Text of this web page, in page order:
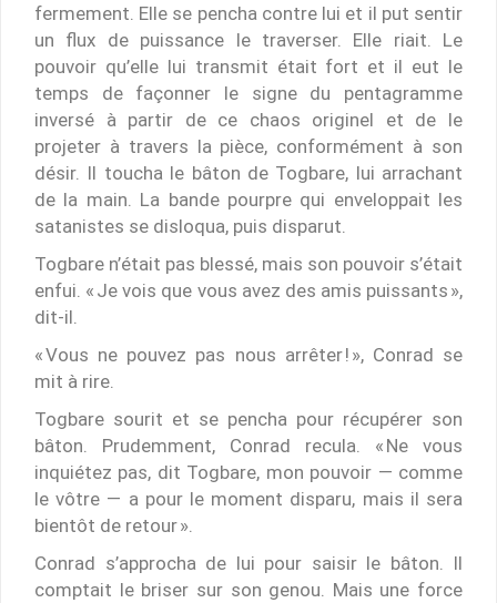
fermement. Elle se pencha contre lui et il put sentir
un flux de puissance le traverser. Elle riait. Le
pouvoir qu’elle lui transmit était fort et il eut le
temps de façonner le signe du pentagramme
inversé à partir de ce chaos originel et de le
projeter à travers la pièce, conformément à son
désir. Il toucha le bâton de Togbare, lui arrachant
de la main. La bande pourpre qui enveloppait les
satanistes se disloqua, puis disparut.
Togbare n’était pas blessé, mais son pouvoir s’était
enfui. « Je vois que vous avez des amis puissants »,
dit-il.
« Vous ne pouvez pas nous arrêter ! », Conrad se
mit à rire.
Togbare sourit et se pencha pour récupérer son
bâton. Prudemment, Conrad recula. « Ne vous
inquiétez pas, dit Togbare, mon pouvoir — comme
le vôtre — a pour le moment disparu, mais il sera
bientôt de retour ».
Conrad s’approcha de lui pour saisir le bâton. Il
comptait le briser sur son genou. Mais une force